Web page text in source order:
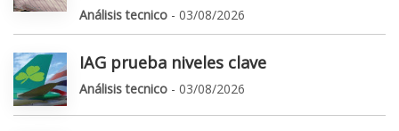
Análisis tecnico - 03/08/2026
IAG prueba niveles clave
Análisis tecnico - 03/08/2026